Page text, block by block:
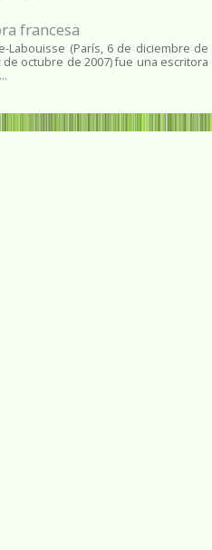
francesa
Labouisse (París, 6 de diciembre de
de octubre de 2007) fue una escritora